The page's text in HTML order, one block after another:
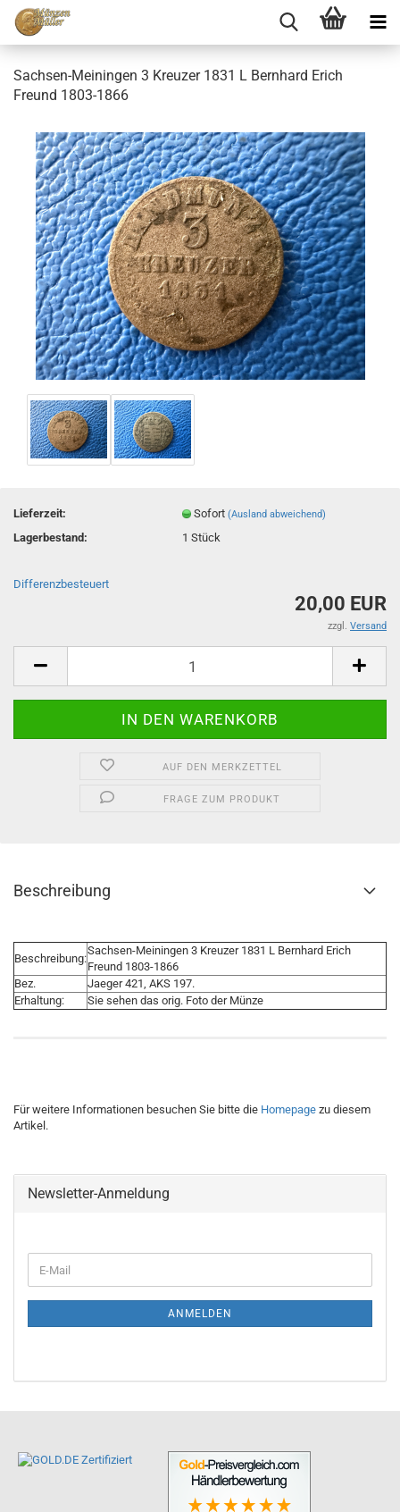
Sachsen-Meiningen 3 Kreuzer 1831 L Bernhard Erich
Freund 1803-1866
Lieferzeit: Sofort(Ausland abweichend)
Lagerbestand: 1Stück
Differenzbesteuert
20,00 EUR
zzgl. Versand
AUF DEN MERKZETTEL
FRAGE ZUM PRODUKT
Beschreibung
Beschreibung:
Sachsen-Meiningen 3 Kreuzer 1831 L Bernhard Erich
Freund 1803-1866
Bez.
Jaeger 421, AKS 197.
Erhaltung:
Sie sehen das orig. Foto der Münze
Für weitere Informationen besuchen Sie bitte die Homepage zu diesem
Artikel.
Newsletter-Anmeldung
ANMELDEN